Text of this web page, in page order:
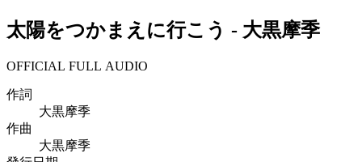
太陽をつかまえに行こう - 大黒摩季
OFFICIAL FULL AUDIO
作詞
大黒摩季
作曲
大黒摩季